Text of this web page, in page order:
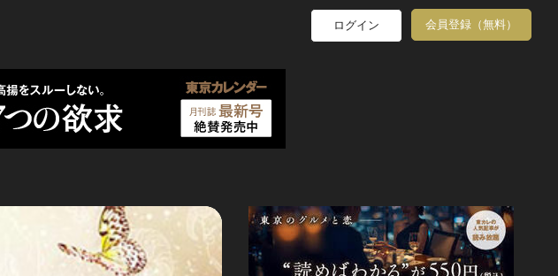
ログイン 会員登録（無料）